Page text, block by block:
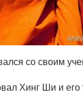
со своим
Хинг Ши и его